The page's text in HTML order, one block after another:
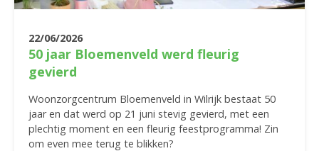
22/06/2026
50 jaar Bloemenveld werd fleurig
gevierd
Woonzorgcentrum Bloemenveld in Wilrijk bestaat 50
jaar en dat werd op 21 juni stevig gevierd, met een
plechtig moment en een fleurig feestprogramma! Zin
om even mee terug te blikken?